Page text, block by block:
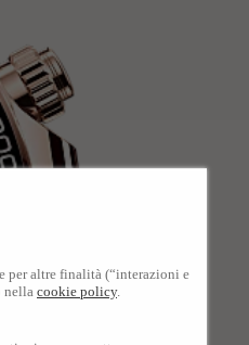
per altre finalità (“interazioni e
nella cookie policy.